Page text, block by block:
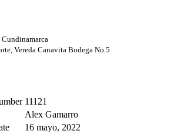
Vereda Canavita Bodega No.5
11121
Alex Gamarro
16 mayo, 2022